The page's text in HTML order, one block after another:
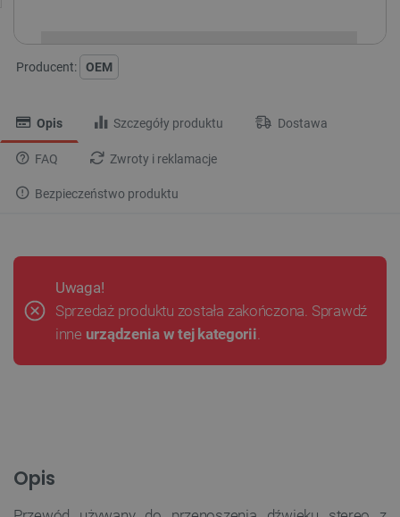
Producent: OEM
Opis Szczegóły produktu Dostawa
FAQ Zwroty i reklamacje
Bezpieczeństwo produktu
Uwaga!
Sprzedaż produktu została zakończona. Sprawdź
inne urządzenia w tej kategorii.
Opis